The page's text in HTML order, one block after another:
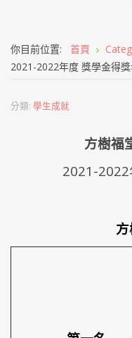
你目前位置: 首頁
2021-2022年度 獎學金得
分類: 學生成就
方樹福
2021-2022